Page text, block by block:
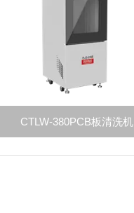
CTLW-380PCB板清洗机